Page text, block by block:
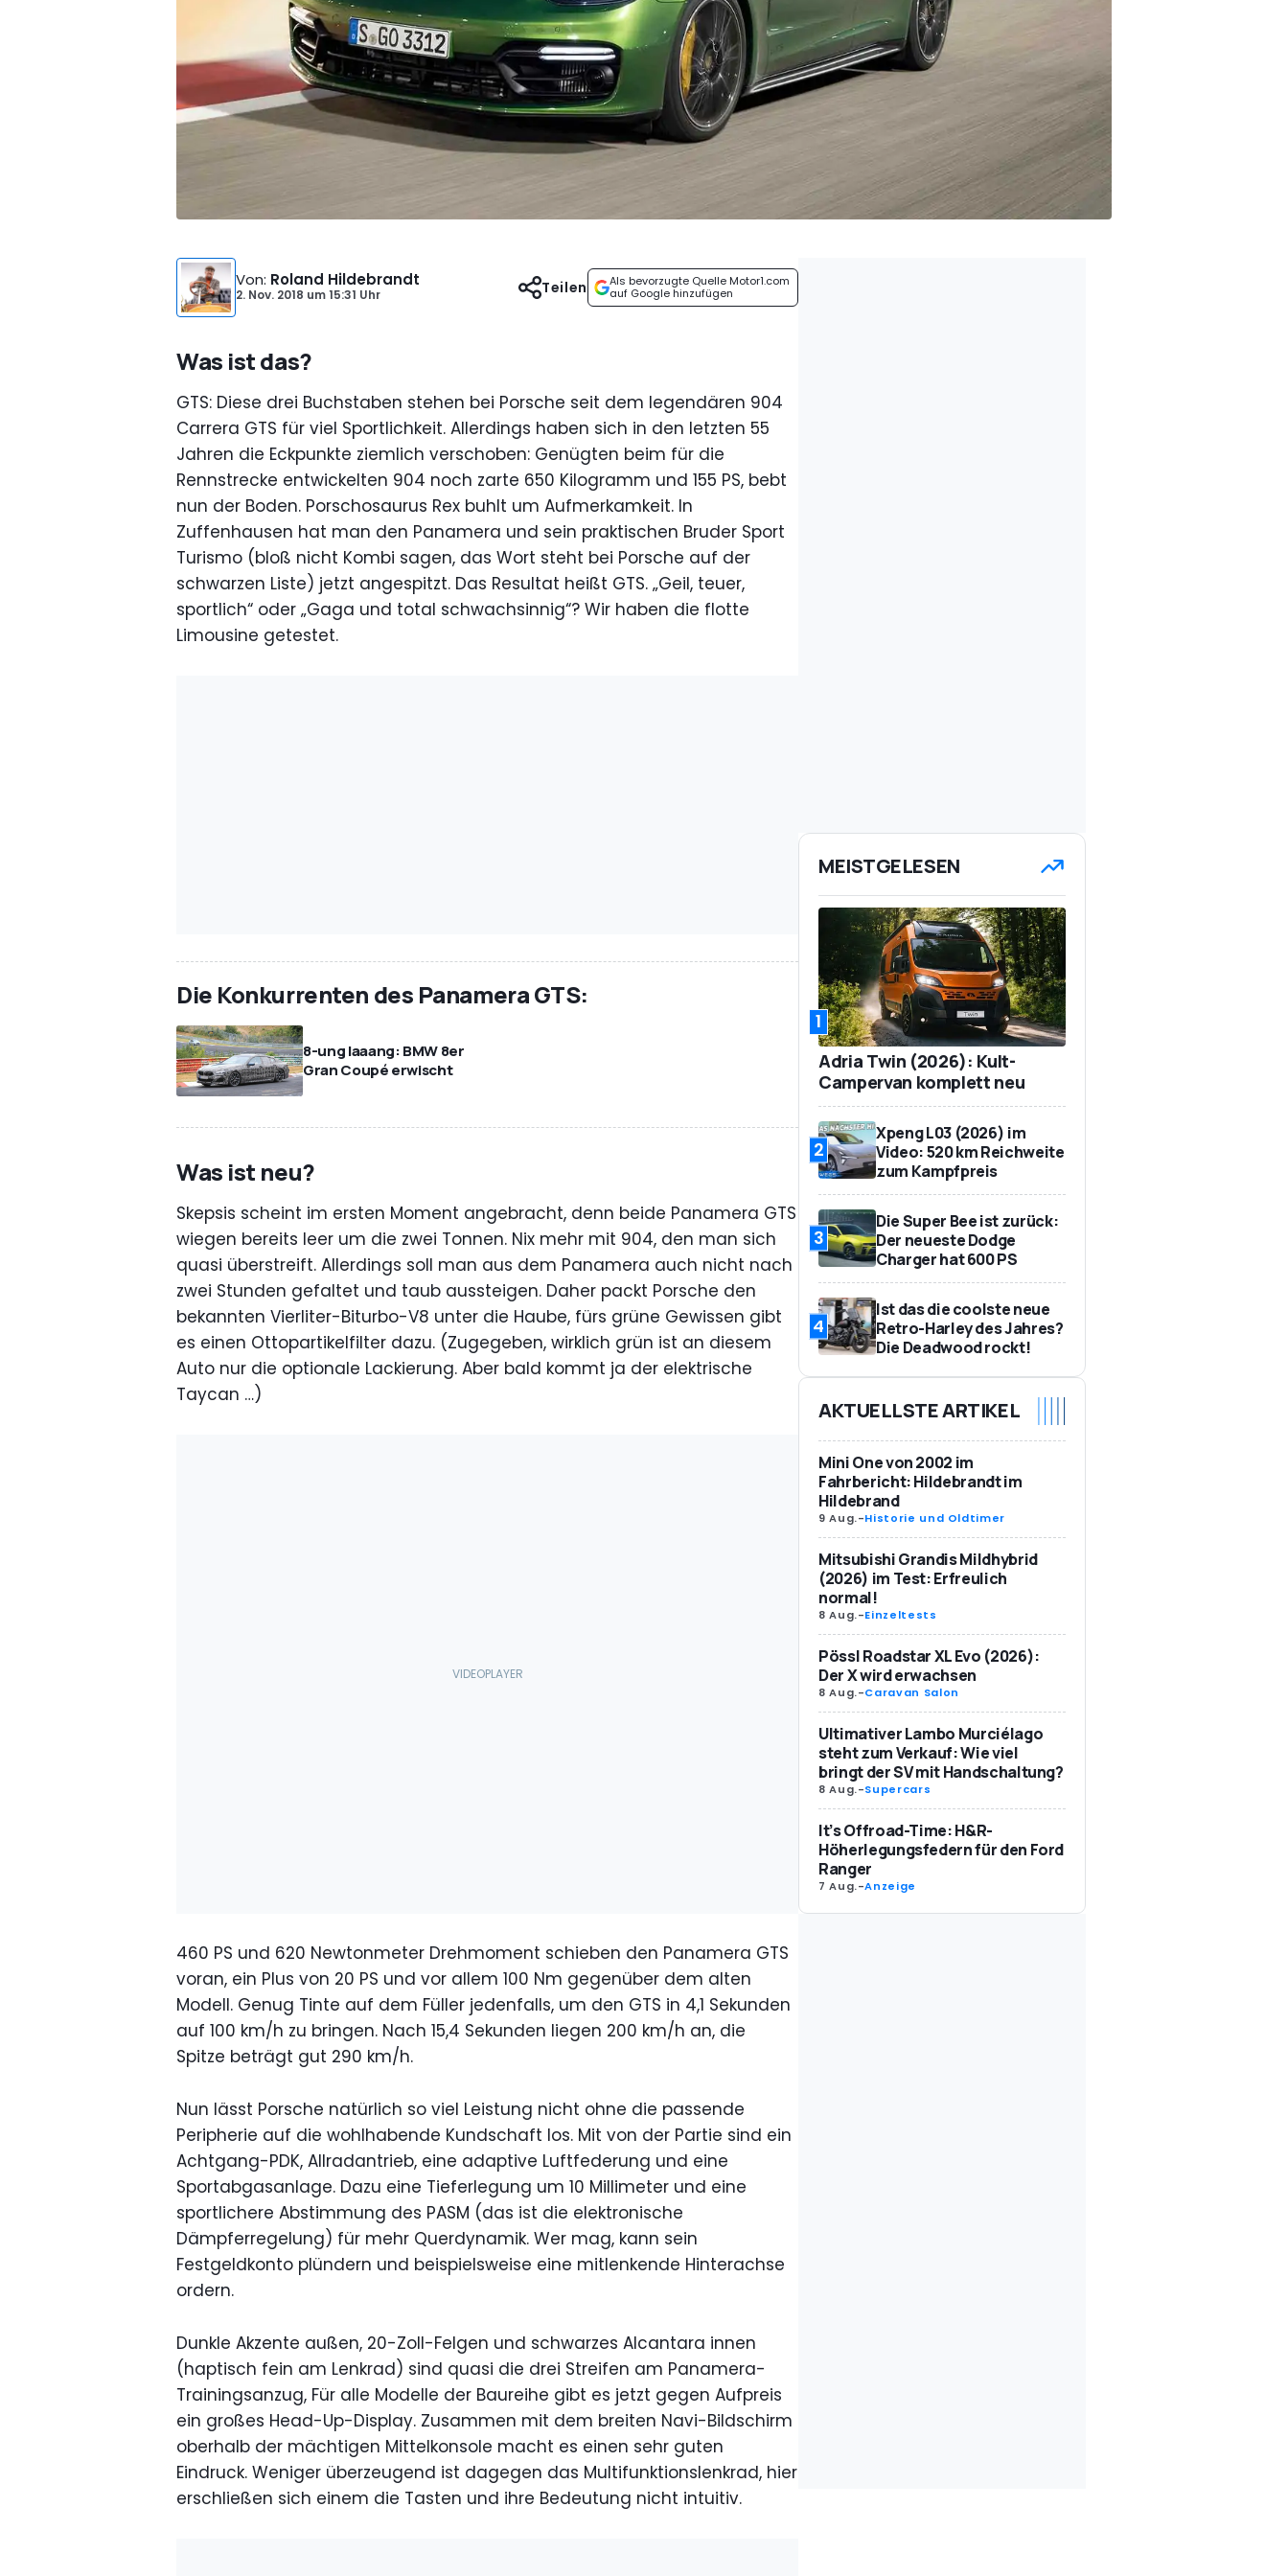
Von: Roland Hildebrandt
2. Nov. 2018 um15:31 Uhr
Als bevorzugte Quelle Motor1.com
auf Google hinzufügen
Teilen
Was ist das?
GTS: Diese drei Buchstaben stehen bei Porsche seit dem legendären 904
Carrera GTS für viel Sportlichkeit. Allerdings haben sich in den letzten 55
Jahren die Eckpunkte ziemlich verschoben: Genügten beim für die
Rennstrecke entwickelten 904 noch zarte 650 Kilogramm und 155 PS, bebt
nun der Boden. Porschosaurus Rex buhlt um Aufmerkamkeit. In
Zuffenhausen hat man den Panamera und sein praktischen Bruder Sport
Turismo (bloß nicht Kombi sagen, das Wort steht bei Porsche auf der
schwarzen Liste) jetzt angespitzt. Das Resultat heißt GTS. „Geil, teuer,
sportlich“ oder „Gaga und total schwachsinnig“? Wir haben die flotte
Limousine getestet.
Die Konkurrenten des Panamera GTS:
8-ung laaang: BMW 8er
Gran Coupé erwischt
Was ist neu?
Skepsis scheint im ersten Moment angebracht, denn beide Panamera GTS
wiegen bereits leer um die zwei Tonnen. Nix mehr mit 904, den man sich
quasi überstreift. Allerdings soll man aus dem Panamera auch nicht nach
zwei Stunden gefaltet und taub aussteigen. Daher packt Porsche den
bekannten Vierliter-Biturbo-V8 unter die Haube, fürs grüne Gewissen gibt
es einen Ottopartikelfilter dazu. (Zugegeben, wirklich grün ist an diesem
Auto nur die optionale Lackierung. Aber bald kommt ja der elektrische
Taycan …)
460 PS und 620 Newtonmeter Drehmoment schieben den Panamera GTS
voran, ein Plus von 20 PS und vor allem 100 Nm gegenüber dem alten
Modell. Genug Tinte auf dem Füller jedenfalls, um den GTS in 4,1 Sekunden
auf 100 km/h zu bringen. Nach 15,4 Sekunden liegen 200 km/h an, die
Spitze beträgt gut 290 km/h.
Nun lässt Porsche natürlich so viel Leistung nicht ohne die passende
Peripherie auf die wohlhabende Kundschaft los. Mit von der Partie sind ein
Achtgang-PDK, Allradantrieb, eine adaptive Luftfederung und eine
Sportabgasanlage. Dazu eine Tieferlegung um 10 Millimeter und eine
sportlichere Abstimmung des PASM (das ist die elektronische
Dämpferregelung) für mehr Querdynamik. Wer mag, kann sein
Festgeldkonto plündern und beispielsweise eine mitlenkende Hinterachse
ordern.
Dunkle Akzente außen, 20-Zoll-Felgen und schwarzes Alcantara innen
(haptisch fein am Lenkrad) sind quasi die drei Streifen am Panamera-
Trainingsanzug, Für alle Modelle der Baureihe gibt es jetzt gegen Aufpreis
ein großes Head-Up-Display. Zusammen mit dem breiten Navi-Bildschirm
oberhalb der mächtigen Mittelkonsole macht es einen sehr guten
Eindruck. Weniger überzeugend ist dagegen das Multifunktionslenkrad, hier
erschließen sich einem die Tasten und ihre Bedeutung nicht intuitiv.
MEISTGELESEN
1
Adria Twin (2026): Kult-
Campervan komplett neu
2
Xpeng L03 (2026) im
Video: 520 km Reichweite
zum Kampfpreis
3
Die Super Bee ist zurück:
Der neueste Dodge
Charger hat 600 PS
4
Ist das die coolste neue
Retro-Harley des Jahres?
Die Deadwood rockt!
AKTUELLSTE ARTIKEL
Mini One von 2002 im
Fahrbericht: Hildebrandt im
Hildebrand
9 Aug.-Historie und Oldtimer
Mitsubishi Grandis Mildhybrid
(2026) im Test: Erfreulich
normal!
8 Aug.-Einzeltests
Pössl Roadstar XL Evo (2026):
Der X wird erwachsen
8 Aug.-Caravan Salon
Ultimativer Lambo Murciélago
steht zum Verkauf: Wie viel
bringt der SV mit Handschaltung?
8 Aug.-Supercars
It’s Offroad-Time: H&R-
Höherlegungsfedern für den Ford
Ranger
7 Aug.-Anzeige